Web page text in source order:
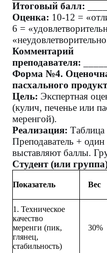
Итоговый балл:
Оценка: 10-12 =
6 =
Комментарий
преподавателя:
Форма №4.
пасхального
Цель: Экспертная
(кулич, печенье или
меренгой).
Реализация: Таблица
Преподаватель + один
выставляют баллы.
Студент (или
Показатель Вес
1. Техническое
качество
меренги (пик,
глянец,
стабильность)
30%